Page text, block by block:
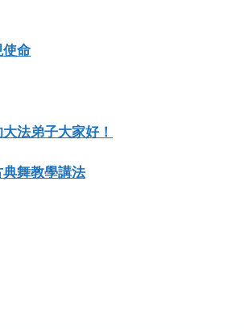
使命
法弟子大家好！
舞教學講法